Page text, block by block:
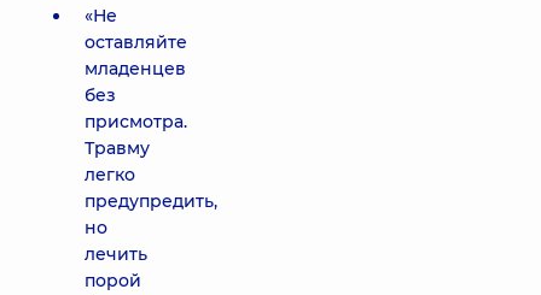
«Не
оставляйте
младенцев
без
присмотра.
Травму
легко
предупредить,
но
лечить
порой